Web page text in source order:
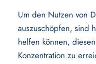
Um den Nutzen von
auszuschöpfen, sind
helfen können,
Konzentration zu